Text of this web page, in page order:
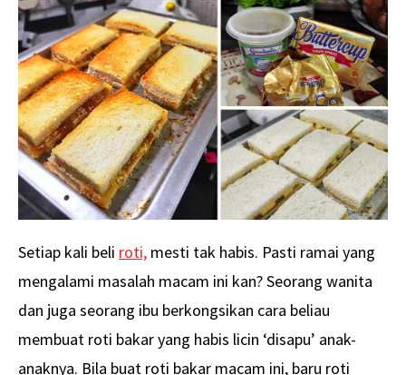
Setiap kali beli roti, mesti tak habis. Pasti ramai yang
mengalami masalah macam ini kan? Seorang wanita
dan juga seorang ibu berkongsikan cara beliau
membuat roti bakar yang habis licin ‘disapu’ anak-
anaknya. Bila buat roti bakar macam ini, baru roti